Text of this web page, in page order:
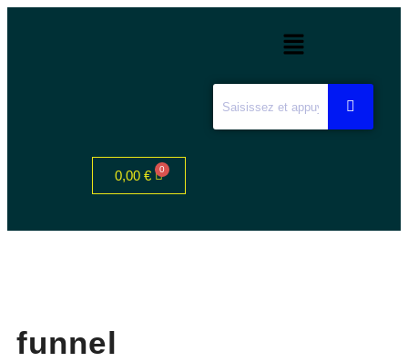
0,00 €
funnel